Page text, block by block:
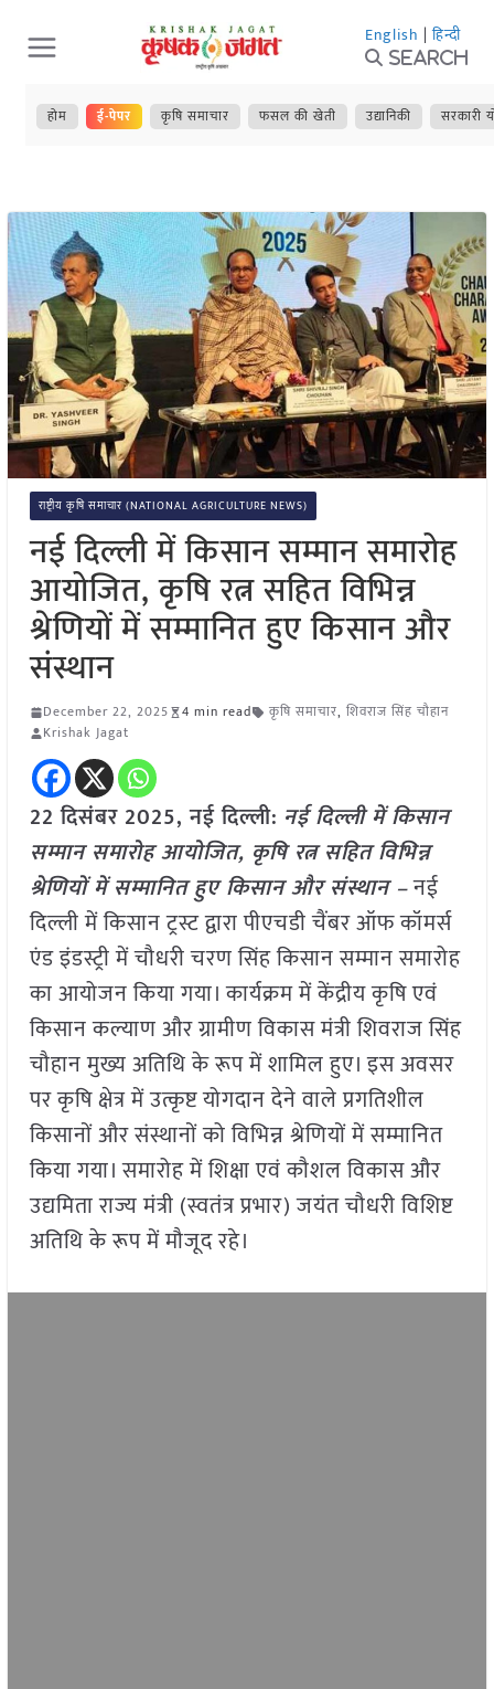
Skip
to
content
English | हिन्दी
Search
होम ई-पेपर कृषि समाचार फसल की खेती उद्यानिकी सरकारी
राष्ट्रीय कृषि समाचार (NATIONAL AGRICULTURE NEWS)
नई दिल्ली में किसान सम्मान समारोह
आयोजित, कृषि रत्न सहित विभिन्न
श्रेणियों में सम्मानित हुए किसान और
संस्थान
December 22, 2025 4 min read कृषि समाचार, शिवराज सिंह चौहान
Krishak Jagat
22 दिसंबर 2025, नई दिल्ली: नई दिल्ली में किसान
सम्मान समारोह आयोजित, कृषि रत्न सहित विभिन्न
श्रेणियों में सम्मानित हुए किसान और संस्थान –नई
दिल्ली में किसान ट्रस्ट द्वारा पीएचडी चैंबर ऑफ कॉमर्स
एंड इंडस्ट्री में चौधरी चरण सिंह किसान सम्मान समारोह
का आयोजन किया गया। कार्यक्रम में केंद्रीय कृषि एवं
किसान कल्याण और ग्रामीण विकास मंत्री शिवराज सिंह
चौहान मुख्य अतिथि के रूप में शामिल हुए। इस अवसर
पर कृषि क्षेत्र में उत्कृष्ट योगदान देने वाले प्रगतिशील
किसानों और संस्थानों को विभिन्न श्रेणियों में सम्मानित
किया गया। समारोह में शिक्षा एवं कौशल विकास और
उद्यमिता राज्य मंत्री (स्वतंत्र प्रभार) जयंत चौधरी विशिष्ट
अतिथि के रूप में मौजूद रहे।